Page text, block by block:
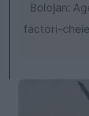
Bolojan:
factori-